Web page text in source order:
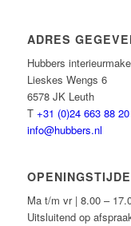
ADRES
Hubbers
Lieskes Wengs 6
6578 JK Leuth
T +31 (0)24 663 88 20
info@hubbers.nl
Ma t/m vr | 8.00 –
Uitsluitend op